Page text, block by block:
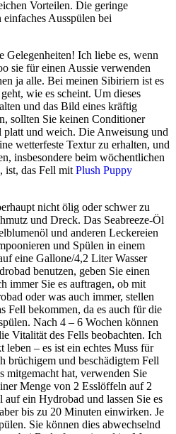
Vorteilen. Die geringe
Ausspülen bei
Gelegenheiten! Ich liebe es, wenn
sie für einen Aussie verwenden
ja alle. Bei meinen Sibiriern ist es
wie es scheint. Um dieses
und das Bild eines kräftig
sollten Sie keinen Conditioner
platt und weich. Die Anweisung und
wetterfeste Textur zu erhalten, und
insbesondere beim wöchentlichen
ist, das Fell mit Plush Puppy
nicht ölig oder schwer zu
und Dreck. Das Seabreeze-Öl
und anderen Leckereien
und Spülen in einem
eine Gallone/4,2 Liter Wasser
benutzen, geben Sie einen
immer Sie es auftragen, ob mit
oder was auch immer, stellen
Fell bekommen, da es auch für die
Nach 4 – 6 Wochen können
Vitalität des Fells beobachten. Ich
leben – es ist ein echtes Muss für
brüchigem und beschädigtem Fell
mitgemacht hat, verwenden Sie
Menge von 2 Esslöffeln auf 2
auf ein Hydrobad und lassen Sie es
bis zu 20 Minuten einwirken. Je
Sie können dies abwechselnd